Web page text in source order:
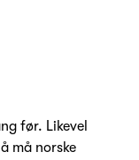
før. Likevel
må norske